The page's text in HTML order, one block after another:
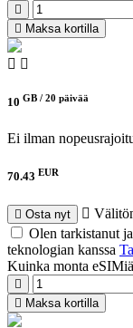
Maksa kortilla
10 GB / 20 päivää
Ei ilman
70.43 EUR
Osta nyt
Olen tarkistanut
teknologian kanssa
Kuinka monta
Maksa kortilla